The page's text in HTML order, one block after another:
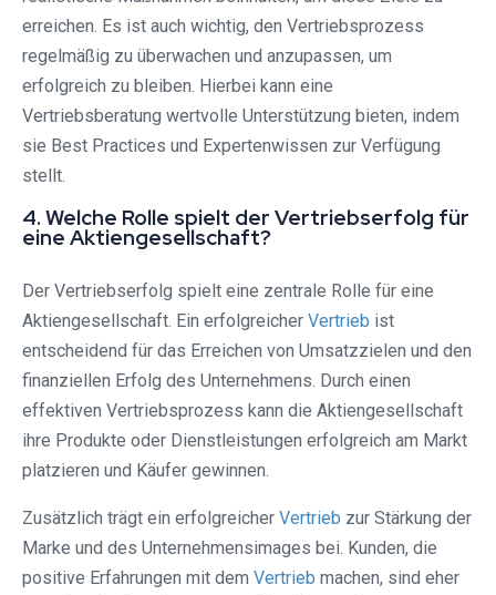
erreichen. Es ist auch wichtig, den Vertriebsprozess
regelmäßig zu überwachen und anzupassen, um
erfolgreich zu bleiben. Hierbei kann eine
Vertriebsberatung wertvolle Unterstützung bieten, indem
sie Best Practices und Expertenwissen zur Verfügung
stellt.
4. Welche Rolle spielt der Vertriebserfolg für
eine Aktiengesellschaft?
Der Vertriebserfolg spielt eine zentrale Rolle für eine
Aktiengesellschaft. Ein erfolgreicher Vertrieb ist
entscheidend für das Erreichen von Umsatzzielen und den
finanziellen Erfolg des Unternehmens. Durch einen
effektiven Vertriebsprozess kann die Aktiengesellschaft
ihre Produkte oder Dienstleistungen erfolgreich am Markt
platzieren und Käufer gewinnen.
Zusätzlich trägt ein erfolgreicher Vertrieb zur Stärkung der
Marke und des Unternehmensimages bei. Kunden, die
positive Erfahrungen mit dem Vertrieb machen, sind eher